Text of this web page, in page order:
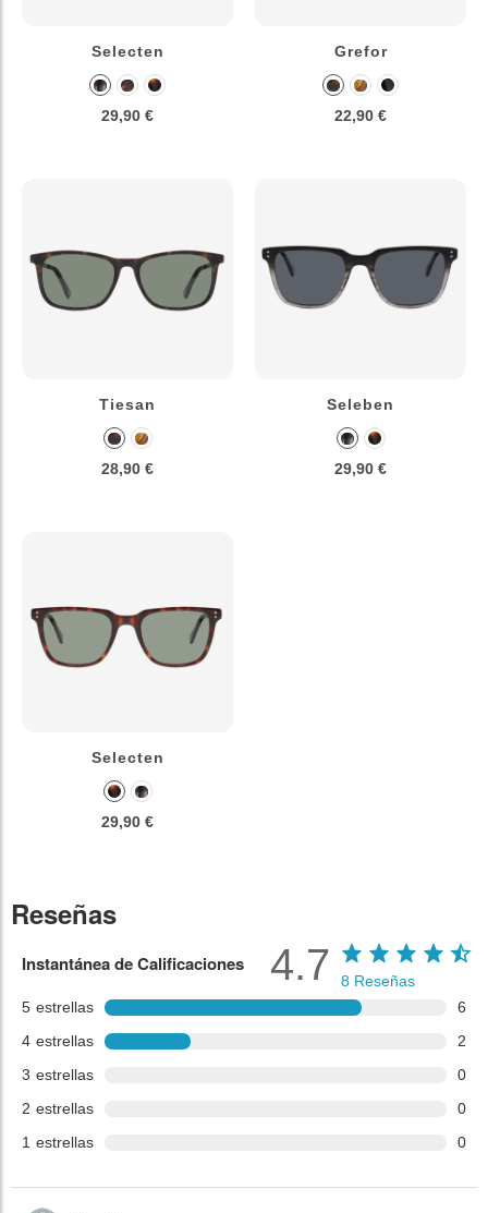
Selecten
29,90 €
Grefor
22,90 €
Tiesan
28,90 €
Seleben
29,90 €
Selecten
29,90 €
Reseñas
Instantánea de Calificaciones
5 estrellas
6
4 estrellas
2
3 estrellas
0
2 estrellas
0
1 estrellas 0
4.7 8 Reseñas